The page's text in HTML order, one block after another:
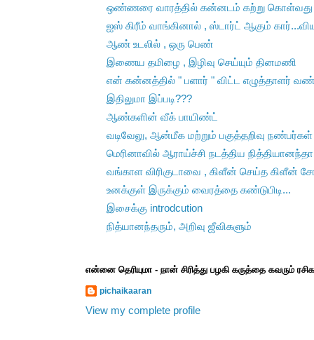
ஒண்ணரை வாரத்தில் கன்னடம் கற்று கொள்வது
ஐஸ் கிரீம் வாங்கினால் , ஸ்டார்ட் ஆகும்
ஆண் உடலில் , ஒரு பெண்
இணைய தமிழை , இழிவு செய்யும் தினமணி
என் கன்னத்தில் " பளார் " விட்ட எழுத்தாளர்
இதிலுமா இப்படி???
ஆண்களின் வீக் பாயிண்ட்
வடிவேலு, ஆன்மீக மற்றும் பகுத்தறிவு நண்பர்கள்
மெரினாவில் ஆராய்ச்சி நடத்திய நித்தியானந்தா
வங்காள விரிகுடாவை , கிளீன் செய்த கிளீன்
உனக்குள் இருக்கும் வைரத்தை கண்டுபிடி...
இசைக்கு introdcution
நித்யானந்தரும், அறிவு ஜீவிகளும்
என்னை தெரியுமா - நான் சிரித்து பழகி கருத்தை கவரும்
pichaikaaran
View my complete profile